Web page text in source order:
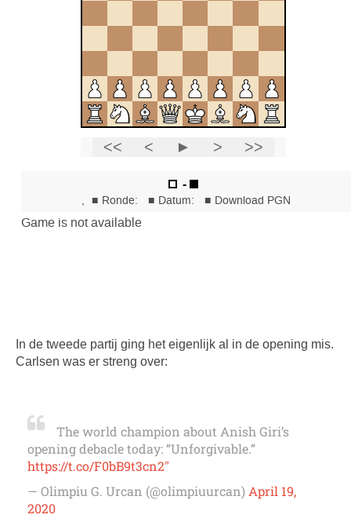
In de tweede partij ging het eigenlijk al in de opening mis.
Carlsen was er streng over:
The world champion about Anish Giri’s
opening debacle today: “Unforgivable.”
https://t.co/F0bB9t3cn2″
— Olimpiu G. Urcan (@olimpiuurcan) April 19,
2020